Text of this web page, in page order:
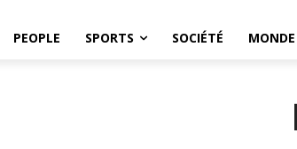
PEOPLE SPORTS SOCIÉTÉ MONDE